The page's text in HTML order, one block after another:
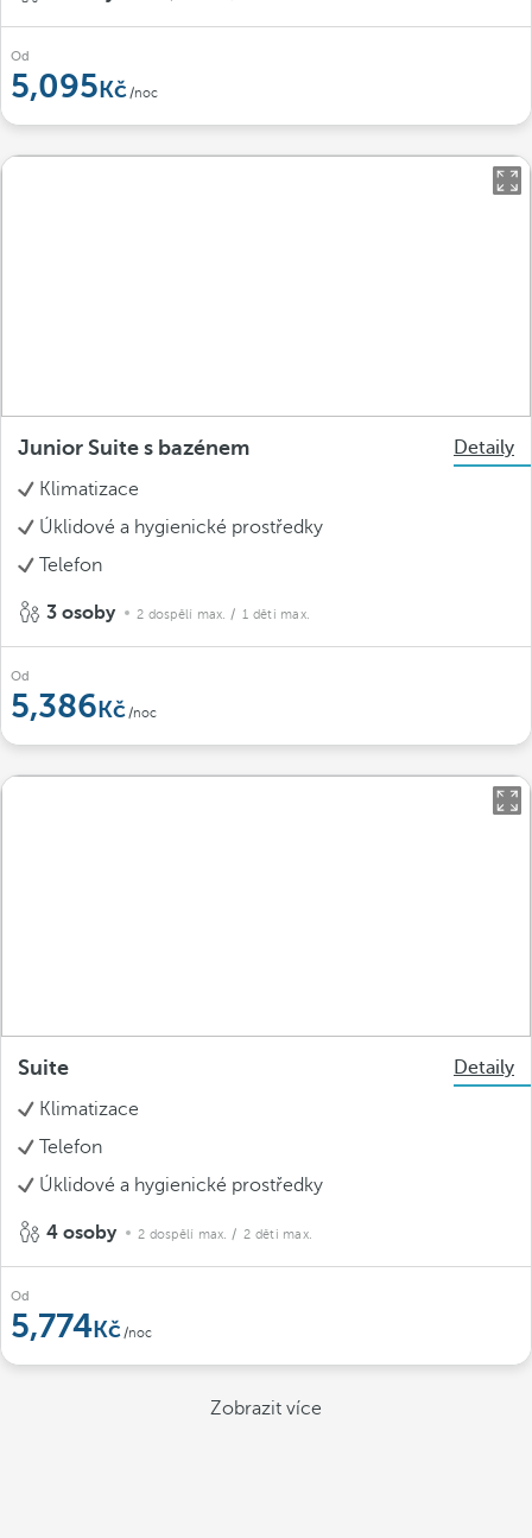
Od
5,095 /noc
Junior Suite s bazénem
Detaily
Klimatizace
Úklidové a hygienické prostředky
Telefon
3 osoby 2 dospělí max. / 1 děti max.
Od
5,386 /noc
Suite
Detaily
Klimatizace
Telefon
Úklidové a hygienické prostředky
4 osoby 2 dospělí max. / 2 děti max.
Od
5,774 /noc
Zobrazit více